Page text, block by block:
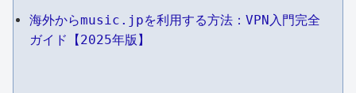
海外からmusic.jpを利用する方法：VPN入門完全
ガイド【2025年版】